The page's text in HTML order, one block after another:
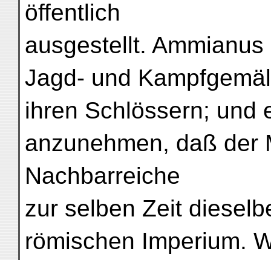
öffentlich
ausgestellt.
Jagd- und
ihren Schlössern; und
anzunehmen, daß der
Nachbarreiche
zur selben Zeit
römischen Imperium.